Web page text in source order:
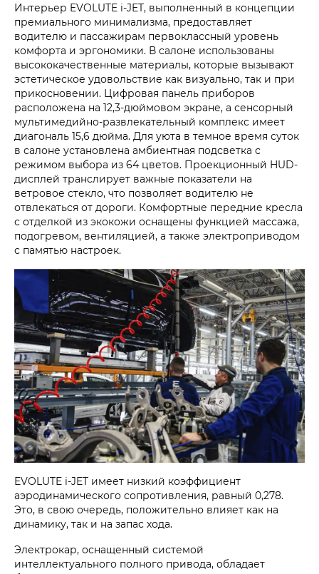
Интерьер EVOLUTE i‑JET, выполненный в концепции
премиального минимализма, предоставляет
водителю и пассажирам первоклассный уровень
комфорта и эргономики. В салоне использованы
высококачественные материалы, которые вызывают
эстетическое удовольствие как визуально, так и при
прикосновении. Цифровая панель приборов
расположена на 12,3-дюймовом экране, а сенсорный
мультимедийно-развлекательный комплекс имеет
диагональ 15,6 дюйма. Для уюта в темное время суток
в салоне установлена амбиентная подсветка с
режимом выбора из 64 цветов. Проекционный HUD-
дисплей транслирует важные показатели на
ветровое стекло, что позволяет водителю не
отвлекаться от дороги. Комфортные передние кресла
с отделкой из экокожи оснащены функцией массажа,
подогревом, вентиляцией, а также электроприводом
с памятью настроек.
EVOLUTE i‑JET имеет низкий коэффициент
аэродинамического сопротивления, равный 0,278.
Это, в свою очередь, положительно влияет как на
динамику, так и на запас хода.
Электрокар, оснащенный системой
интеллектуального полного привода, обладает